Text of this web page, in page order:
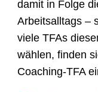
damit in Folge
Arbeitsalltags –
viele TFAs
wählen, finden
Coaching-TFA